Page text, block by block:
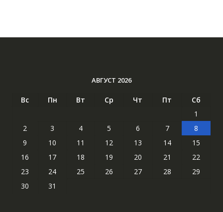
АВГУСТ 2026
Вс Пн Вт Ср Чт Пт
Сб
1
2
3 4 5 6 7
8
9
10 11 12 13 14
15
16
17 18 19 20 21
22
23
24 25 26 27 28
29
30
31